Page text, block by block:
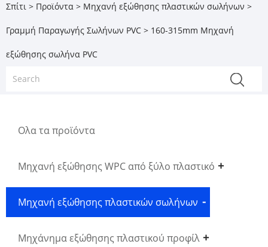
Σπίτι > Προϊόντα > Μηχανή εξώθησης πλαστικών σωλήνων >
Γραμμή Παραγωγής Σωλήνων PVC > 160-315mm Μηχανή
εξώθησης σωλήνα PVC
Ολα τα προϊόντα
Μηχανή εξώθησης WPC από ξύλο πλαστικό
Μηχανή εξώθησης πλαστικών σωλήνων
Μηχάνημα εξώθησης πλαστικού προφίλ